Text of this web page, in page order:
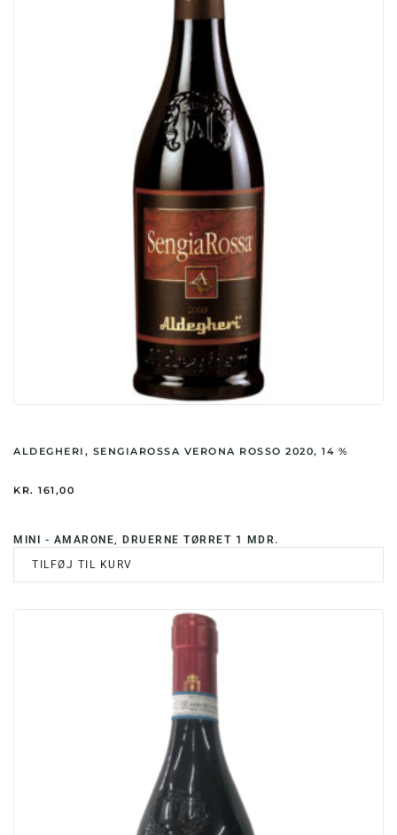
ALDEGHERI, SENGIAROSSA VERONA ROSSO 2020, 14 %
KR. 161,00
MINI - AMARONE, DRUERNE TØRRET 1 MDR.
TILFØJ TIL KURV